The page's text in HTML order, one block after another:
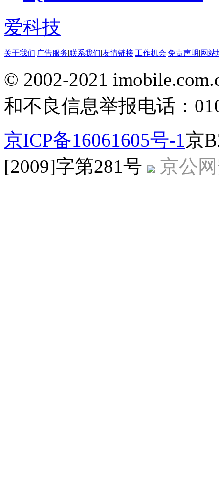
爱科技
关于我们|广告服务|联系我们|友情链接|工作机会|免责声明|网站
© 2002-2021
和不良信息举报电话：
京ICP备16061605号-1京
[2009]字第281号
京公